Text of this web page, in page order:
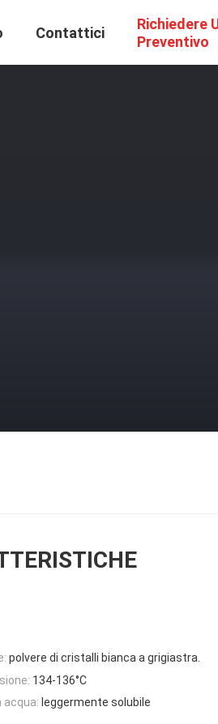
Contattici
Richiedere
Preventivo
polvere di cristalli bianca a grigiastra.
134-136°C
acqua: leggermente solubile